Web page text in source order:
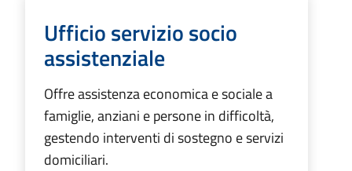
Ufficio servizio socio
assistenziale
Offre assistenza economica e sociale a
famiglie, anziani e persone in difficoltà,
gestendo interventi di sostegno e servizi
domiciliari.